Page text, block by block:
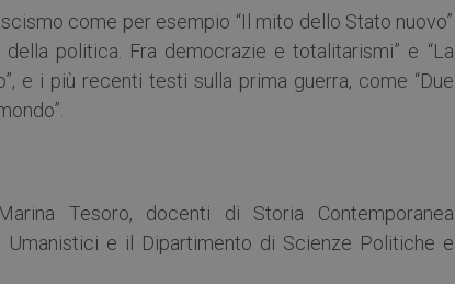
come per esempio “Il mito dello Stato nuovo”
politica. Fra democrazie e totalitarismi” e “La
e i più recenti testi sulla prima guerra, come “Due
Tesoro, docenti di Storia Contemporanea
e il Dipartimento di Scienze Politiche e